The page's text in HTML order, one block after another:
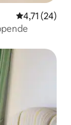
4,71 ud af 5
4,71 (24)